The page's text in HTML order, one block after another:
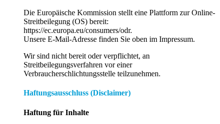
Die Europäische Kommission stellt eine Plattform zur Online-
Streitbeilegung (OS) bereit:
https://ec.europa.eu/consumers/odr.
Unsere E-Mail-Adresse finden Sie oben im Impressum.
Wir sind nicht bereit oder verpflichtet, an
Streitbeilegungsverfahren vor einer
Verbraucherschlichtungsstelle teilzunehmen.
Haftungsausschluss (Disclaimer)
Haftung für Inhalte